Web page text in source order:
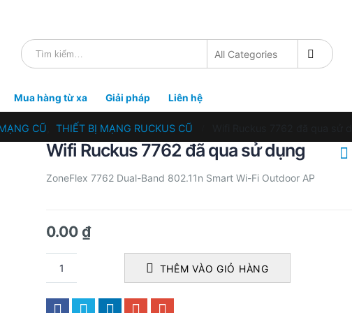
Mua hàng từ xa Giải pháp Liên hệ
CŨ THIẾT BỊ MẠNG RUCKUS CŨ
Wifi Ruckus 7762 đã qua sử dụng
ZoneFlex 7762 Dual-Band 802.11n Smart Wi-Fi Outdoor AP
0.00 ₫
THÊM VÀO GIỎ HÀNG